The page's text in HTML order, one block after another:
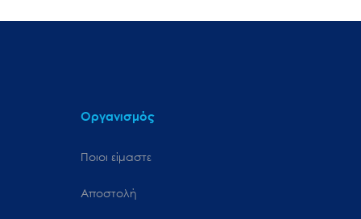
Οργανισμός
Ποιοι είμαστε
Αποστολή